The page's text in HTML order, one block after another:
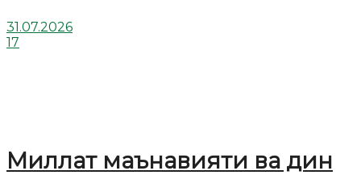
31.07.2026
17
Миллат маънавияти ва дин